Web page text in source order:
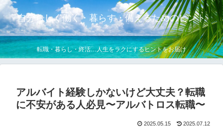
自分らしく働く・暮らす・備えるためのヒント
転職・暮らし・終活…人生をラクにするヒントをお届け
アルバイト経験しかないけど大丈夫？転職
に不安がある人必見〜アルバトロス転職〜
2025.05.15 2025.07.12